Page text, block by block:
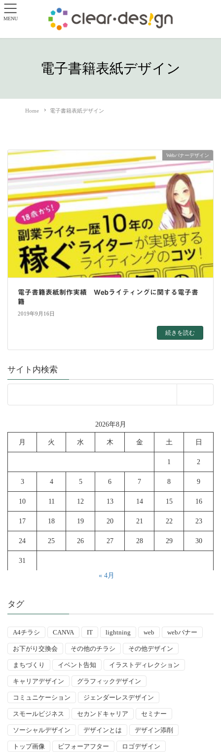
電子書籍表紙デザイン
Home 電子書籍表紙デザイン
Webバナーデザイン
電子書籍表紙制作実績 Webライティングに関する電子書
籍
2019年9月16日
続きを読む
サイト内検索
2026年8月
月 火 水 木 金 土 日
1 2
3 4 5 6 7 8 9
10 11 12 13 14 15 16
17 18 19 20 21 22 23
24 25 26 27 28 29 30
31
« 4月
タグ
A4チラシ CANVA IT lightning web webバナー
お下がり交換会 その他のチラシ その他デザイン
まちづくり イベント告知 イラストディレクション
キャリアデザイン グラフィックデザイン
コミュニケーション ジェンダーレスデザイン
スモールビジネス セカンドキャリア セミナー
ソーシャルデザイン デザインとは デザイン添削
トップ画像 ビフォーアフター ロゴデザイン
MENU